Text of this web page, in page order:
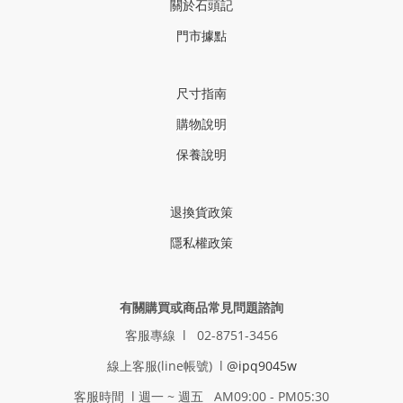
關於石頭記
門市據點
尺寸指南
購物說明
保養說明
退換貨政策
隱私權政策
有關購買或商品常見問題諮詢
客服專線 l 02-8751-3456
線上客服(line帳號) l @ipq9045w
客服時間 l 週一 ~ 週五 AM09:00 - PM05:30